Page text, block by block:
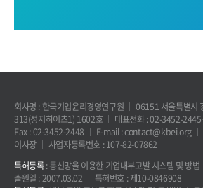
회사명 : 한국기업윤리경영연구원
06151 서울특별시
313(성지하이츠1) 1602호
대표전화 : 02-3452-
Fax : 02-3452-2448
E-mail : contact@kbei.org
이사장
사업자등록번호 : 107-82-07862
특허등록: 통신망을 이용한 기업내부고발 시스템 및 방법
출원일 : 2007.03.02
특허번호 : 제10-0846908